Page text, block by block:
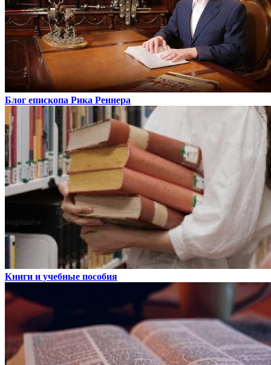
Блог епископа Рика Реннера
Книги и учебные пособия